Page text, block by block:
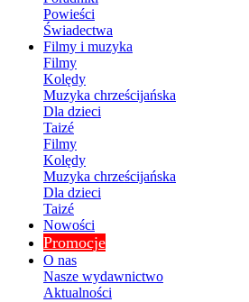
Powieści
Świadectwa
Filmy i muzyka
Filmy
Kolędy
Muzyka chrześcijańska
Dla dzieci
Taizé
Filmy
Kolędy
Muzyka chrześcijańska
Dla dzieci
Taizé
Nowości
Promocje
O nas
Nasze wydawnictwo
Aktualności